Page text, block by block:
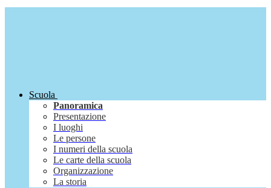
Scuola
Panoramica
Presentazione
I luoghi
Le persone
I numeri della scuola
Le carte della scuola
Organizzazione
La storia